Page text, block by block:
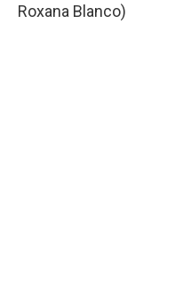
Roxana Blanco)